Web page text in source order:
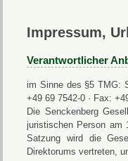
Impressum,
Verantwortlicher
im Sinne des §5 TMG:
+49 69 7542-0 · Fax:
Die Senckenberg
juristischen Person am
Satzung wird die
Direktorums vertreten,